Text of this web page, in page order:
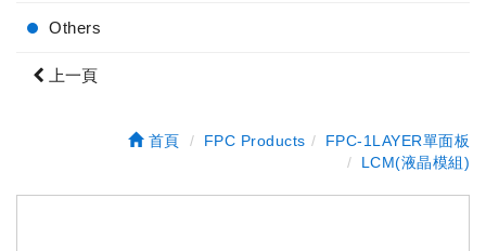
Others
上一頁
首頁 FPC Products
FPC-1LAYER單面板
LCM(液晶模組)